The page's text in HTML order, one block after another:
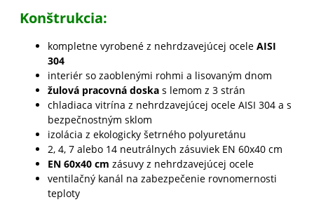
Konštrukcia:
kompletne vyrobené z nehrdzavejúcej ocele AISI
304
interiér so zaoblenými rohmi a lisovaným dnom
žulová pracovná doskas lemom z 3 strán
chladiaca vitrína z nehrdzavejúcej ocele AISI 304 a s
bezpečnostným sklom
izolácia z ekologicky šetrného polyuretánu
2, 4, 7 alebo 14 neutrálnych zásuviek EN 60x40 cm
EN 60x40 cm zásuvy z nehrdzavejúcej ocele
ventilačný kanál na zabezpečenie rovnomernosti
teploty